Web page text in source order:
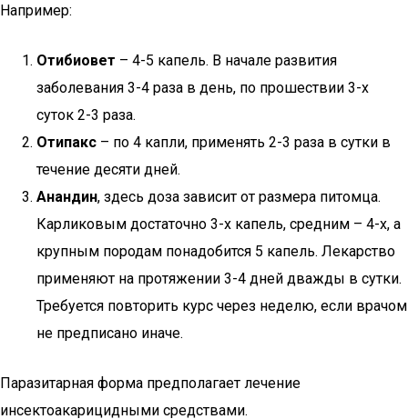
Например:
Отибиовет – 4-5 капель. В начале развития
заболевания 3-4 раза в день, по прошествии 3-х
суток 2-3 раза.
Отипакс – по 4 капли, применять 2-3 раза в сутки в
течение десяти дней.
Анандин, здесь доза зависит от размера питомца.
Карликовым достаточно 3-х капель, средним – 4-х, а
крупным породам понадобится 5 капель. Лекарство
применяют на протяжении 3-4 дней дважды в сутки.
Требуется повторить курс через неделю, если врачом
не предписано иначе.
Паразитарная форма предполагает лечение
инсектоакарицидными средствами.